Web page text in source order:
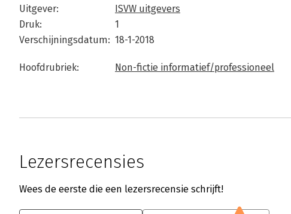
Uitgever:
ISVW uitgevers
Druk:
1
Verschijningsdatum: 18-1-2018
Hoofdrubriek: Non-fictie informatief/professioneel
Lezersrecensies
Wees de eerste die een lezersrecensie schrijft!